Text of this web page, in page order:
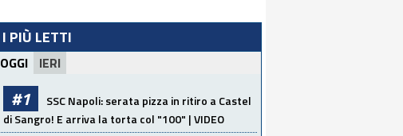
I PIÙ LETTI
OGGI IERI
#1
SSC Napoli: serata pizza in ritiro a Castel
di Sangro! E arriva la torta col "100" | VIDEO